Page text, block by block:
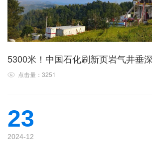
5300米！中国石化刷新页岩气井垂
点击量：3251
23
2024-12